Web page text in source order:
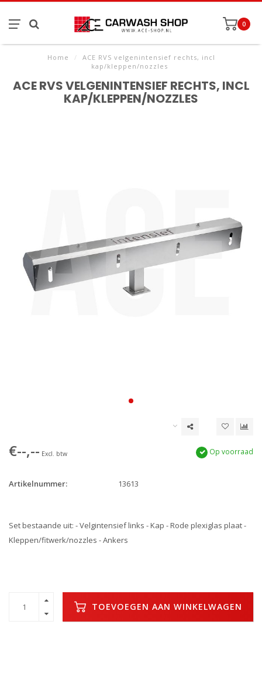
0
Home /
ACE RVS velgenintensief rechts, incl
kap/kleppen/nozzles
ACE RVS VELGENINTENSIEF RECHTS, INCL
KAP/KLEPPEN/NOZZLES
€--,-- Excl. btw Op voorraad
Artikelnummer: 13613
Set bestaande uit: - Velgintensief links - Kap - Rode plexiglas plaat -
Kleppen/fitwerk/nozzles - Ankers
TOEVOEGEN AAN WINKELWAGEN